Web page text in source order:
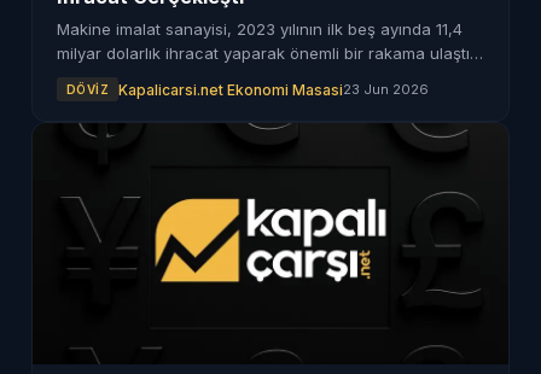
Makine imalat sanayisi, 2023 yılının ilk beş ayında 11,4
milyar dolarlık ihracat yaparak önemli bir rakama ulaştı.
başına ihracat fiyatı arttı.
DÖVIZ Kapalicarsi.net Ekonomi Masasi23 Jun 2026